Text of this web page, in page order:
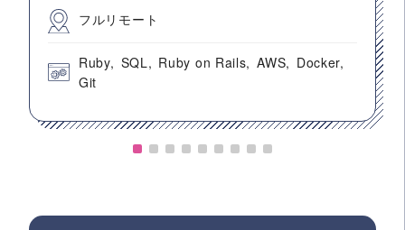
フルリモート
Ruby SQL Ruby on Rails AWS
Docker
Git